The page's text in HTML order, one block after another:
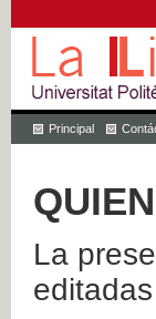
Principal
La